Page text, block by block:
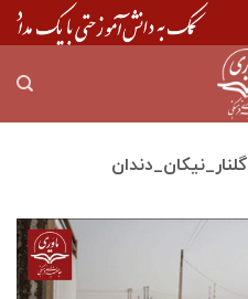
گلنار_نیکان_دندان